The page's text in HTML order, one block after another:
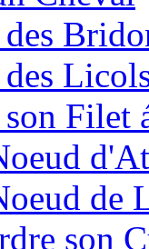
Filet
de
son